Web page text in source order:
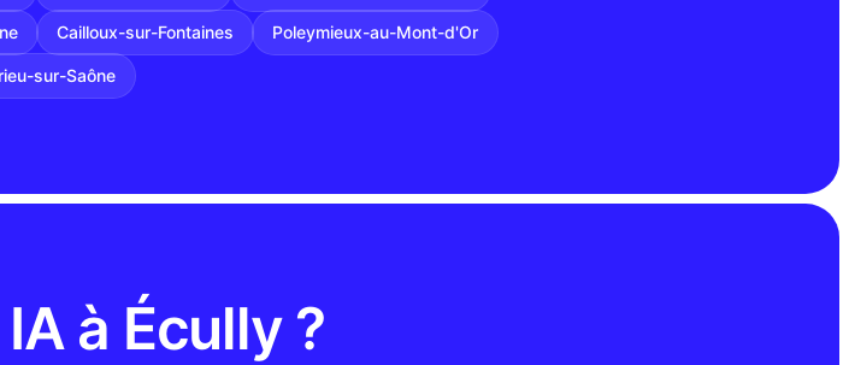
Cailloux-sur-Fontaines Poleymieux-au-Mont-d'Or
sur-Saône
à Écully ?